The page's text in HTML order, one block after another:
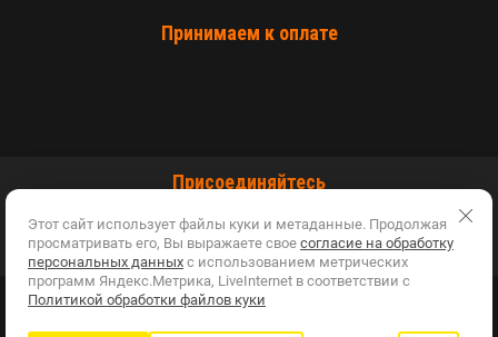
Принимаем к оплате
Присоединяйтесь
Этот сайт использует файлы куки и метаданные. Продолжая
просматривать его, Вы выражаете свое согласие на обработку
персональных данных с использованием метрических
программ Яндекс.Метрика, LiveInternet в соответствии с
Политикой обработки файлов куки